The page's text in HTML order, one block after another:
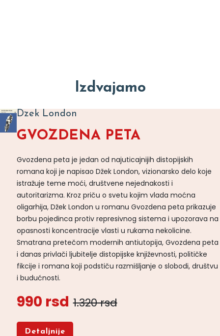
Izdvajamo
Dzek London
GVOZDENA PETA
Gvozdena peta je jedan od najuticajnijih distopijskih
romana koji je napisao Džek London, vizionarsko delo koje
istražuje teme moći, društvene nejednakosti i
autoritarizma. Kroz priču o svetu kojim vlada moćna
oligarhija, Džek London u romanu Gvozdena peta prikazuje
borbu pojedinca protiv represivnog sistema i upozorava na
opasnosti koncentracije vlasti u rukama nekolicine.
Smatrana pretečom modernih antiutopija, Gvozdena peta
i danas privlači ljubitelje distopijske književnosti, političke
fikcije i romana koji podstiču razmišljanje o slobodi, društvu
i budućnosti.
990 rsd 1.320 rsd
Detaljnije